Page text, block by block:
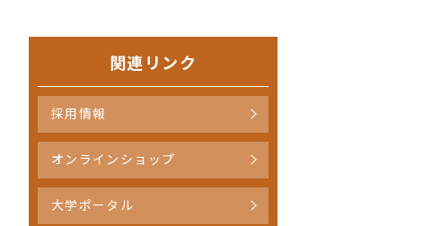
関連リンク
採用情報
オンラインショップ
大学ポータル